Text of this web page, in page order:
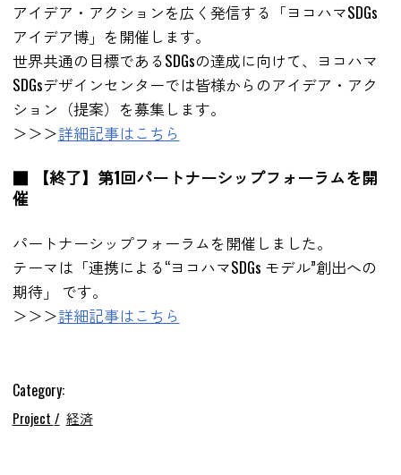
アイデア・アクションを広く発信する「ヨコハマSDGs
アイデア博」を開催します。
世界共通の目標であるSDGsの達成に向けて、ヨコハマ
SDGsデザインセンターでは皆様からのアイデア・アク
ション（提案）を募集します。
＞＞＞詳細記事はこちら
■ 【終了】第1回パートナーシップフォーラムを開
催
パートナーシップフォーラムを開催しました。
テーマは「連携による“ヨコハマSDGs モデル”創出への
期待」 です。
＞＞＞詳細記事はこちら
Category:
Project 経済